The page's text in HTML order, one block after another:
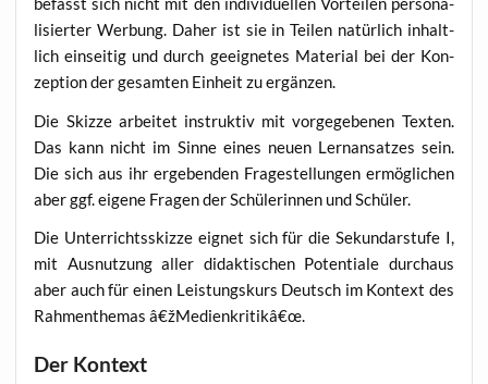
li­sier­ter Wer­bung. Daher ist sie in Tei­len natür­lich inhalt­
lich ein­sei­tig und durch geeig­ne­tes Mate­ri­al bei der Kon­
zep­ti­on der gesam­ten Ein­heit zu ergänzen.
Die Skiz­ze arbei­tet instruk­tiv mit vor­ge­ge­be­nen Tex­ten.
Das kann nicht im Sin­ne eines neu­en Lern­an­sat­zes sein.
Die sich aus ihr erge­ben­den Fra­ge­stel­lun­gen ermög­li­chen
aber ggf. eige­ne Fra­gen der Schü­le­rin­nen und Schüler.
Die Unter­richts­skiz­ze eig­net sich für die Sekun­dar­stu­fe I,
mit Aus­nut­zung aller didak­ti­schen Poten­tia­le durch­aus
aber auch für einen Leis­tungs­kurs Deutsch im Kon­text des
Rah­men­the­mas â€žMedienkritikâ€œ.
Der Kontext